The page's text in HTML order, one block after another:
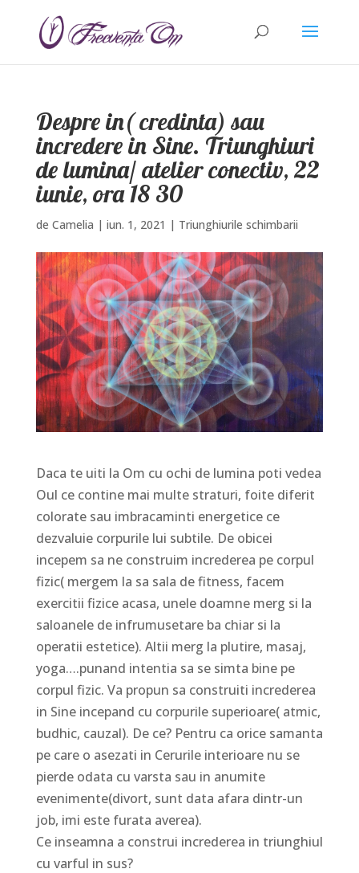
Despre in( credinta) sau
incredere in Sine. Triunghiuri
de lumina/ atelier conectiv, 22
iunie, ora 18 30
de Camelia | iun. 1, 2021 | Triunghiurile schimbarii
Daca te uiti la Om cu ochi de lumina poti vedea
Oul ce contine mai multe straturi, foite diferit
colorate sau imbracaminti energetice ce
dezvaluie corpurile lui subtile. De obicei
incepem sa ne construim increderea pe corpul
fizic( mergem la sa sala de fitness, facem
exercitii fizice acasa, unele doamne merg si la
saloanele de infrumusetare ba chiar si la
operatii estetice). Altii merg la plutire, masaj,
yoga….punand intentia sa se simta bine pe
corpul fizic. Va propun sa construiti increderea
in Sine incepand cu corpurile superioare( atmic,
budhic, cauzal). De ce? Pentru ca orice samanta
pe care o asezati in Cerurile interioare nu se
pierde odata cu varsta sau in anumite
evenimente(divort, sunt data afara dintr-un
job, imi este furata averea).
Ce inseamna a construi increderea in triunghiul
cu varful in sus?